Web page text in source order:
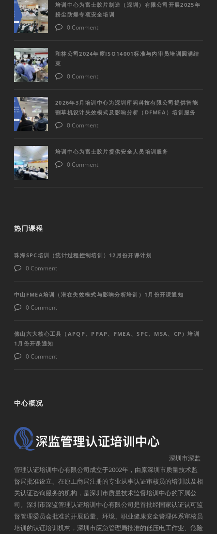
培训中心为富士胶片制造（深圳）有限公司开展2025年
粉尘防爆专项安全培训
0 Comment
和林公司2024年度ISO14001标准与内审员培训圆满结
束
0 Comment
2026年3月培训中心为深圳库犸科技有限公司提供智能
割草机设计失效模式及影响分析（DFMEA）培训服务
0 Comment
培训中心为富士胶片提供安全人员培训服务
0 Comment
热门课程
珠海SPC培训（统计过程控制培训）12月份开课计划
0 Comment
中山FMEA培训（潜在失效模式与影响分析培训）1月份开课通知
0 Comment
佛山六大核心工具（APQP、PPAP、FMEA、SPC、MSA、CP）培训
1月份开课通知
0 Comment
中心概况
深圳市深监
管理认证培训中心有限公司成立于2002年，由原深圳市质量技术监
督局批准设立、在原工商局注册的专业从事认证审核员的培训以及相
关认证咨询服务的机构，是深圳市质量技术监督培训中心的下属公
司。深圳市深监管理认证培训中心有限公司是首批经国家认证认可监
督管理委员会批准的开展质量、环境、职业健康安全管理体系审核员
培训的认证培训机构，深圳市应急管理局批准的低压电工作业、危险